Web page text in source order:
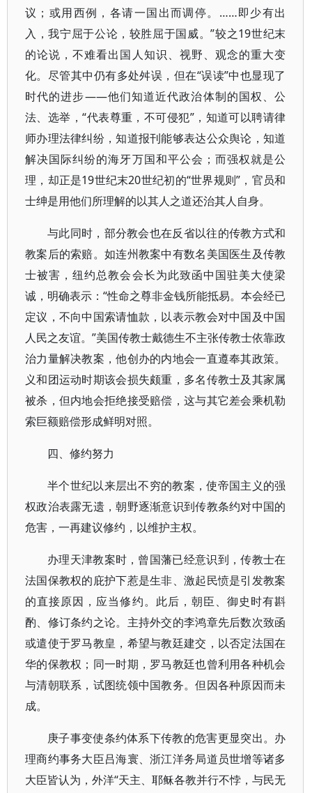
议；或用西例，各请一国出而调停。……即少有出
入，我宁屈于公论，较胜屈于国威。”较之19世纪末
的论说，不难看出国人知识、视野、观念的重大变
化。尽管其中仍有多处舛误，但在“误读”中也显现了
时代的进步——他们知道近代政治体制的国权、公
法、选举，“代表尊重，不可侵犯”，知道可以聘请律
师办理法律纠纷，知道报刊能够表达公众舆论，知道
解决国际纠纷的海牙万国和平公会；而强权就是公
理，却正是19世纪末20世纪初的“世界规则”，官员和
士绅是用他们所理解的以其人之道还治其人自身。
与此同时，部分教会也在反省以往的传教方式和
教案后的索赔。如连州教案中有数名美国医生及传教
士被害，纽约总教会会长为此致函中国驻美大使梁
诚，明确表示：“性命之尊非金钱所能抵易。本会经已
定议，不向中国索请恤款，以表示教会对中国及中国
人民之友谊。”美国传教士戴德生不主张传教士依靠政
治力量解决教案，他创办的内地会一直遵奉其政策。
义和团运动时期该会损失颇重，多名传教士及其家属
被杀，但内地会拒绝接受赔偿，这与其它差会乘机勒
索巨额赔偿形成鲜明对照。
四、修约努力
半个世纪以来层出不穷的教案，使帝国主义的强
权政治表露无遗，朝野逐渐意识到传教条约对中国的
危害，一再建议修约，以维护主权。
办理天津教案时，曾国藩已经意识到，传教士在
法国保教权的庇护下惹是生非、激起民愤是引发教案
的直接原因，应当修约。此后，朝臣、御史时有斟
酌、修订条约之论。主持外交的李鸿章先后数次致函
或遣使于罗马教皇，希望与教廷建交，以否定法国在
华的保教权；同一时期，罗马教廷也曾利用各种机会
与清朝联系，试图统领中国教务。但因各种原因而未
成。
庚子事变使条约体系下传教的危害更显突出。办
理商约事务大臣吕海寰、浙江洋务局道员世增等诸多
大臣皆认为，外洋“天主、耶稣各教并行不悖，与民无